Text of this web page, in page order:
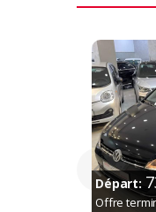
Départ:
Offre